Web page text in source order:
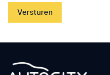
Versturen